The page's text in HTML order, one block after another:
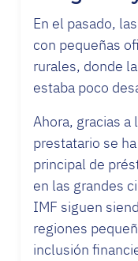
En el pasado,
con pequeñas
rurales, donde
estaba poco
Ahora, gracias
prestatario se
principal de
en las grandes
IMF siguen
regiones
inclusión